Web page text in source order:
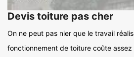
Devis toiture pas cher
On ne peut pas nier que le travail
fonctionnement de toiture coûte assez